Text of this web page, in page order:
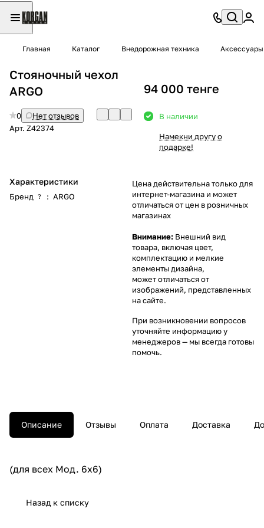
Главная Каталог Внедорожная техника
Стояночный чехол
ARGO
0
Нет отзывов
Арт. Z42374
Характеристики
Бренд ? : ARGO
94 000 тенге
В наличии
Намекни другу о
подарке!
Цена действительна только для
интернет-магазина и может
отличаться от цен в розничных
магазинах
Внимание: Внешний вид
товара, включая цвет,
комплектацию и мелкие
элементы дизайна,
может отличаться от
изображений, представленных
на сайте.
При возникновении вопросов
уточняйте информацию у
менеджеров— мы всегда готовы
помочь.
Описание Отзывы Оплата Доставка
(для всех Мод. 6х6)
Назад к списку